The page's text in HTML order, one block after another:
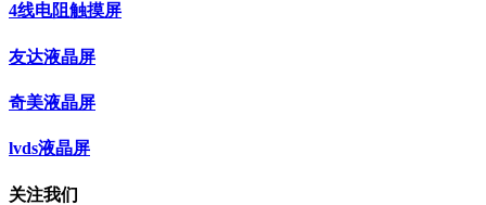
4线电阻触摸屏
友达液晶屏
奇美液晶屏
lvds液晶屏
关注我们